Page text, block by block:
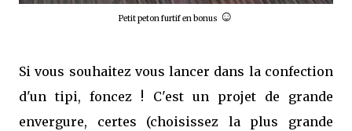
Petit peton furtif en bonus ☺
Si vous souhaitez vous lancer dans la confection
d'un tipi, foncez ! C'est un projet de grande
envergure, certes (choisissez la plus grande